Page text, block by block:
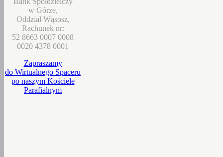
w Górze,
Oddział Wąsosz,
Rachunek nr:
52 8663 0007 0008
0020 4378 0001
Zapraszamy
do Wirtualnego Spaceru
po naszym Kościele
Parafialnym